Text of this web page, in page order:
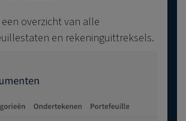
overzicht van alle
en rekeninguittreksels.